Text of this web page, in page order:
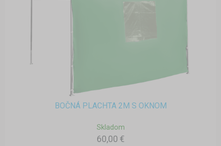
BOČNÁ PLACHTA 2M S OKNOM
Skladom
60,00 €